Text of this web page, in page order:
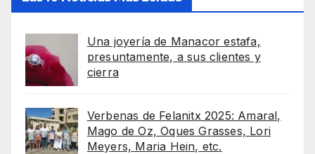
Una joyería de Manacor estafa,
presuntamente, a sus clientes y
cierra
Verbenas de Felanitx 2025: Amaral,
Mago de Oz, Oques Grasses, Lori
Meyers, Maria Hein, etc.